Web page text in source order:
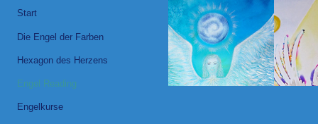
Start
Die Engel der Farben
Hexagon des Herzens
Engel Reading
Engelkurse